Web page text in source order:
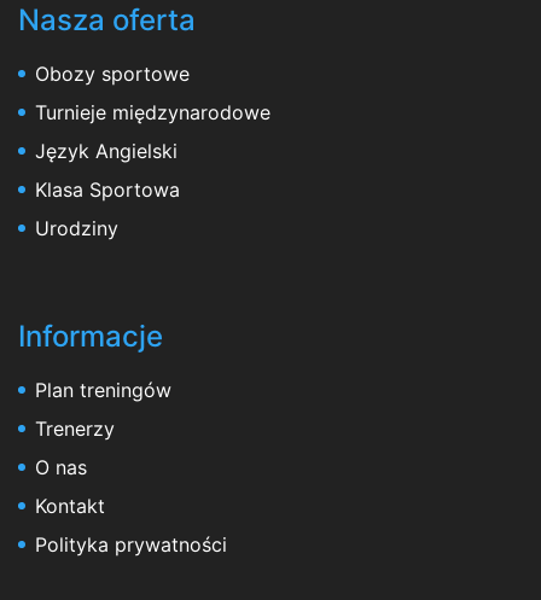
Nasza oferta
Obozy sportowe
Turnieje międzynarodowe
Język Angielski
Klasa Sportowa
Urodziny
Informacje
Plan treningów
Trenerzy
O nas
Kontakt
Polityka prywatności